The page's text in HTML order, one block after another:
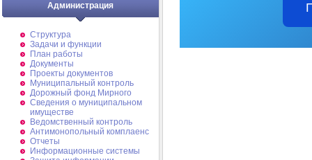
Администрация
Структура
Задачи и функции
План работы
Документы
Проекты документов
Муниципальный контроль
Дорожный фонд Мирного
Cведения о муниципальном
имуществе
Ведомственный контроль
Антимонопольный комплаенс
Отчеты
Информационные системы